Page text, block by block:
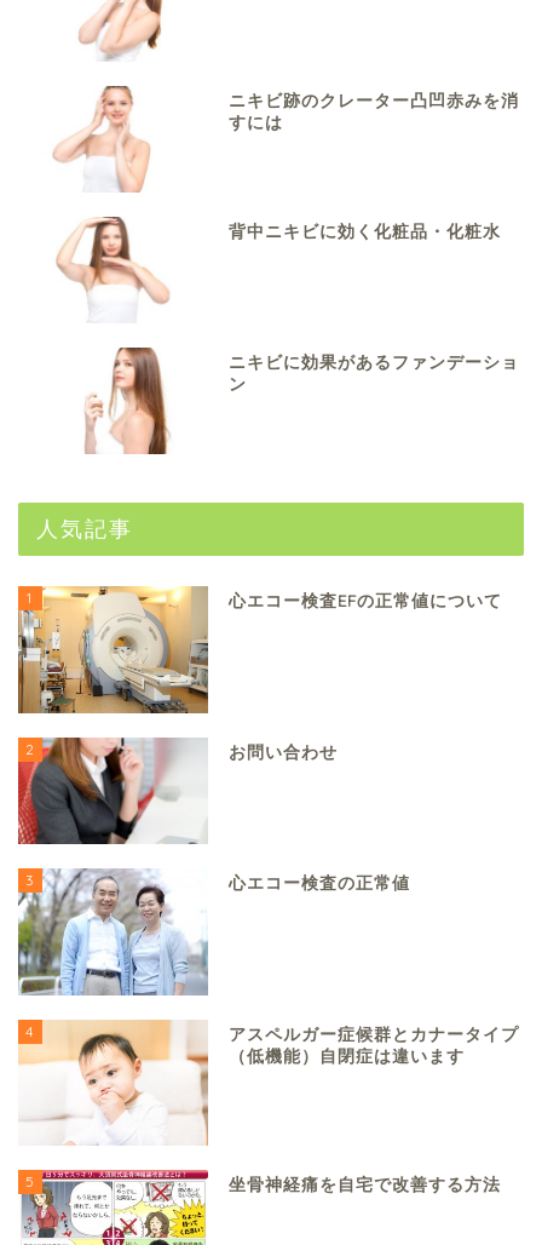
ニキビ跡のクレーター凸凹赤みを消
すには
背中ニキビに効く化粧品・化粧水
ニキビに効果があるファンデーショ
ン
人気記事
1 心エコー検査EFの正常値について
2 お問い合わせ
3 心エコー検査の正常値
4
アスペルガー症候群とカナータイプ
（低機能）自閉症は違います
5 坐骨神経痛を自宅で改善する方法